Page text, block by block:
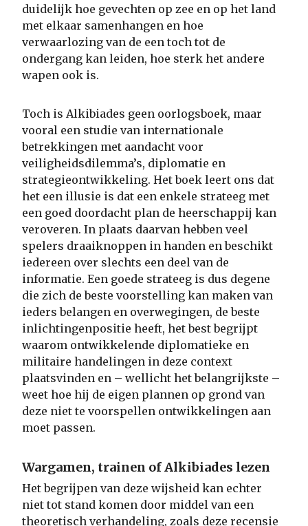
duidelijk hoe gevechten op zee en op het land
met elkaar samenhangen en hoe
verwaarlozing van de een toch tot de
ondergang kan leiden, hoe sterk het andere
wapen ook is.
Toch is Alkibiades geen oorlogsboek, maar
vooral een studie van internationale
betrekkingen met aandacht voor
veiligheidsdilemma’s, diplomatie en
strategieontwikkeling. Het boek leert ons dat
het een illusie is dat een enkele strateeg met
een goed doordacht plan de heerschappij kan
veroveren. In plaats daarvan hebben veel
spelers draaiknoppen in handen en beschikt
iedereen over slechts een deel van de
informatie. Een goede strateeg is dus degene
die zich de beste voorstelling kan maken van
ieders belangen en overwegingen, de beste
inlichtingenpositie heeft, het best begrijpt
waarom ontwikkelende diplomatieke en
militaire handelingen in deze context
plaatsvinden en – wellicht het belangrijkste –
weet hoe hij de eigen plannen op grond van
deze niet te voorspellen ontwikkelingen aan
moet passen.
Wargamen, trainen of Alkibiades lezen
Het begrijpen van deze wijsheid kan echter
niet tot stand komen door middel van een
theoretisch verhandeling, zoals deze recensie